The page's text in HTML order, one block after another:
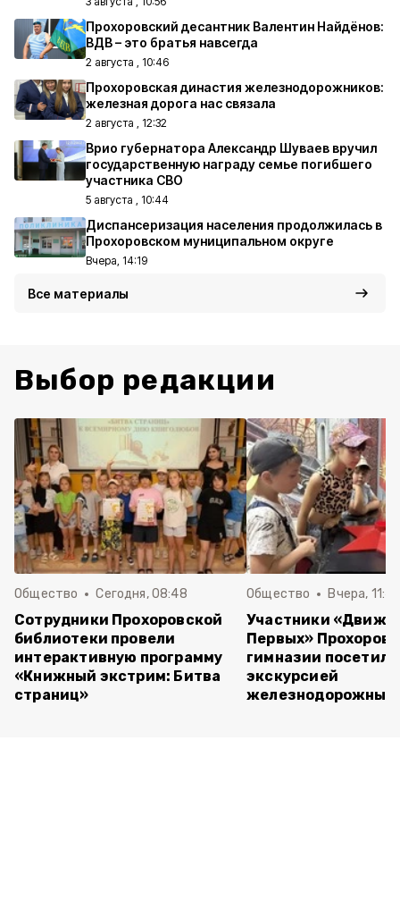
Прохоровский десантник Валентин Найдёнов:
ВДВ – это братья навсегда
2 августа , 10:46
Прохоровская династия железнодорожников:
железная дорога нас связала
2 августа , 12:32
Врио губернатора Александр Шуваев вручил
государственную награду семье погибшего
участника СВО
5 августа , 10:44
Диспансеризация населения продолжилась в
Прохоровском муниципальном округе
Вчера, 14:19
Все материалы
Выбор редакции
Общество Сегодня, 08:48
Сотрудники Прохоровской
библиотеки провели
интерактивную программу
«Книжный экстрим: Битва
страниц»
Общество Вчера,
Участники
Первых»
гимназии
экскурсией
железнодорожный